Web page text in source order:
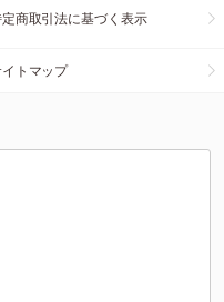
商取引法に基づく表示
トマップ